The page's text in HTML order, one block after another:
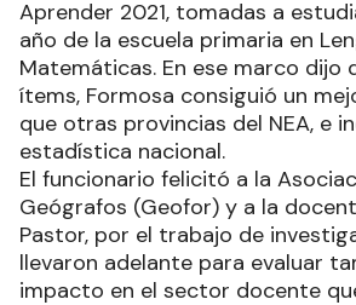
Aprender 2021, tomadas a
año de la escuela primaria en
Matemáticas. En ese marco dijo
ítems, Formosa consiguió un
que otras provincias del NEA, e
estadística nacional.
El funcionario felicitó a la
Geógrafos (Geofor) y a la
Pastor, por el trabajo de
llevaron adelante para evaluar
impacto en el sector docente